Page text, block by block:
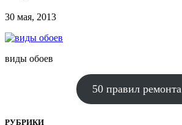
30 мая, 2013
виды обоев
50 правил ремонта
РУБРИКИ